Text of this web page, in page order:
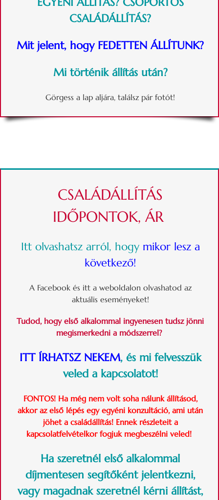
CSALÁDÁLLÍTÁS?
Mit jelent, hogy FEDETTEN ÁLLÍTUNK?
Mi történik állítás után?
Görgess a lap aljára, találsz pár fotót!
CSALÁDÁLLÍTÁS
IDŐPONTOK, ÁR
Itt olvashatsz arról, hogymikor lesz a
következő!
A Facebook és itt a weboldalon olvashatod az
aktuális eseményeket!
Tudod, hogy első alkalommal ingyenesen tudsz jönni
megismerkedni a módszerrel?
ITT ÍRHATSZ NEKEM, és mi felvesszük
veled a kapcsolatot!
FONTOS! Ha még nem volt soha nálunk állításod,
akkor az első lépés egy egyéni konzultáció, ami után
jöhet a családállítás! Ennek részleteit a
kapcsolatfelvételkor fogjuk megbeszélni veled!
Ha szeretnél első alkalommal
díjmentesen segítőként jelentkezni,
vagy magadnak szeretnél kérni állítást,